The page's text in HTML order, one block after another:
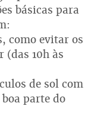
básicas para
como evitar os
10h às
de sol com
parte do